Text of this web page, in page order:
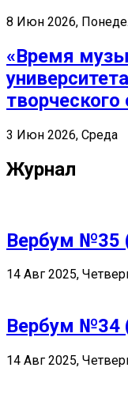
8 Июн 2026,
«Время
творческого
3 Июн 2026, Среда
Журнал
Вербум №35
14 Авг 2025,
Вербум №34
14 Авг 2025,